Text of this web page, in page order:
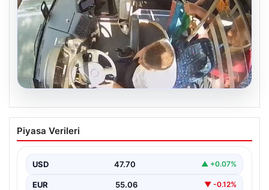
Trabzon’da Otobüste Fenalaşan
Yolcuya Şoförün Hızlı Müdahalesi
yaşındaki yolcu Hasan Öner’in hayatı, şoför Sinan
Erdoğan’ın…
Piyasa Verileri
USD 47.70 ▲ +0.07%
EUR 55.06 ▼ -0.12%